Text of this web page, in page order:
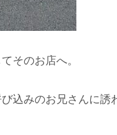
そのお店へ。
込みのお兄さんに誘